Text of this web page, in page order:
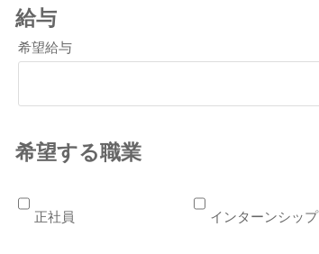
給与
希望給与
希望する職業
正社員 インターンシップ